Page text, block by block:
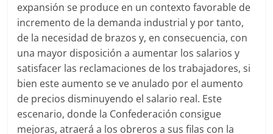
expansión se produce en un contexto favorable de
incremento de la demanda industrial y por tanto,
de la necesidad de brazos y, en consecuencia, con
una mayor disposición a aumentar los salarios y
satisfacer las reclamaciones de los trabajadores, si
bien este aumento se ve anulado por el aumento
de precios disminuyendo el salario real. Este
escenario, donde la Confederación consigue
mejoras, atraerá a los obreros a sus filas con la